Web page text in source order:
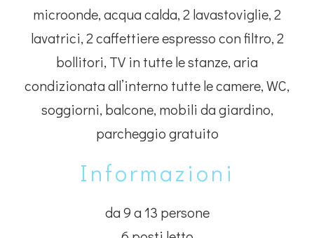
microonde, acqua calda, 2 lavastoviglie, 2
lavatrici, 2 caffettiere espresso con filtro, 2
bollitori, TV in tutte le stanze, aria
condizionata all’interno tutte le camere, WC,
soggiorni, balcone, mobili da giardino,
parcheggio gratuito
Informazioni
da 9 a 13 persone